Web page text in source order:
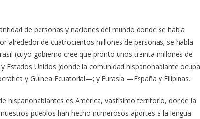
de personas y naciones del mundo donde se habla
alrededor de cuatrocientos millones de personas; se habla
(cuyo gobierno cree que pronto unos treinta millones de
Estados Unidos (donde la comunidad hispanohablante ocupa
y Guinea Ecuatorial—; y Eurasia —España y Filipinas.
hispanohablantes es América, vastísimo territorio, donde la
pueblos han hecho numerosos aportes a la lengua